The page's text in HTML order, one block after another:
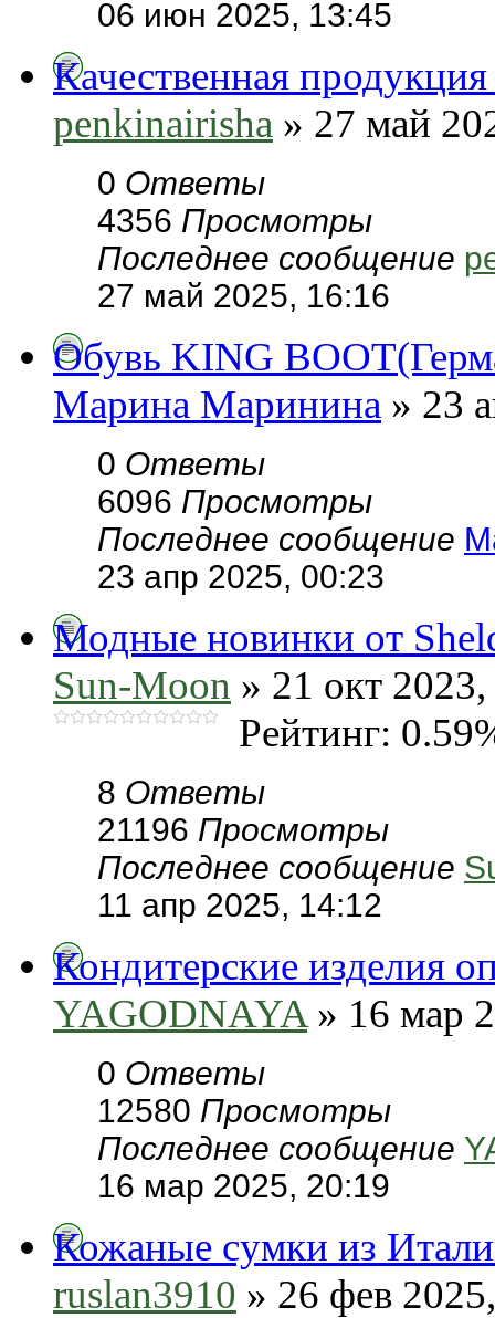
06 июн 2025, 13:45
Качественная
penkinairisha » 27 май
0 Ответы
4356 Просмотры
Последнее сообщение
27 май 2025, 16:16
Обувь KING
Марина Маринина » 23
0 Ответы
6096 Просмотры
Последнее сообщение
23 апр 2025, 00:23
Модные новинки от
Sun-Moon » 21 окт
Рейтинг:
8 Ответы
21196 Просмотры
Последнее сообщение
11 апр 2025, 14:12
Кондитерские изделия
YAGODNAYA» 16 мар
0 Ответы
12580 Просмотры
Последнее сообщение
16 мар 2025, 20:19
Кожаные сумки из
ruslan3910 » 26 фев